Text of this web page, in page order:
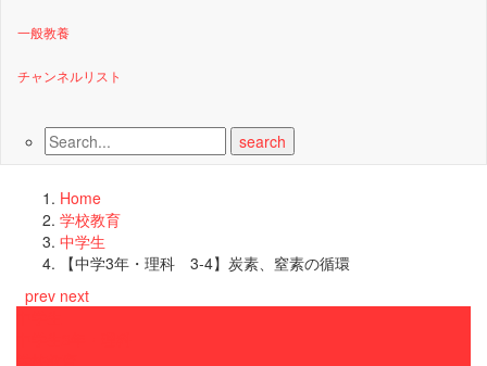
一般教養
チャンネルリスト
Home
学校教育
中学生
【中学3年・理科 3-4】炭素、窒素の循環
prev next